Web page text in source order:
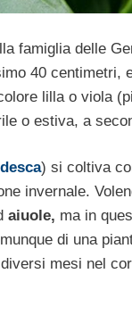
famiglia delle
40 centimetri,
lilla o viola
o estiva, a
) si coltiva
invernale.
aiuole, ma in
di una
mesi nel